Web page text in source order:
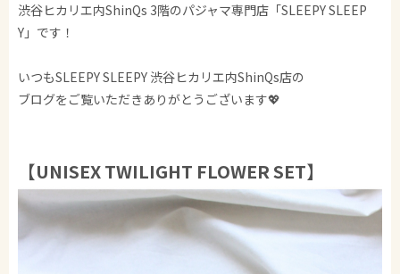
渋谷ヒカリエ内ShinQs 3階のパジャマ専門店「SLEEPY SLEEP
Y」です！
いつもSLEEPY SLEEPY 渋谷ヒカリエ内ShinQs店の
ブログをご覧いただきありがとうございます💖
【UNISEX TWILIGHT FLOWER SET】